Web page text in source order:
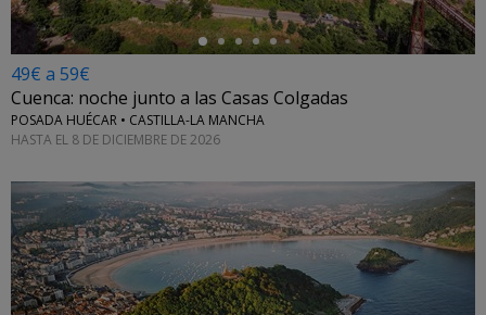
49€ a 59€
Cuenca: noche junto a las Casas Colgadas
POSADA HUÉCAR • CASTILLA-LA MANCHA
HASTA EL 8 DE DICIEMBRE DE 2026
←